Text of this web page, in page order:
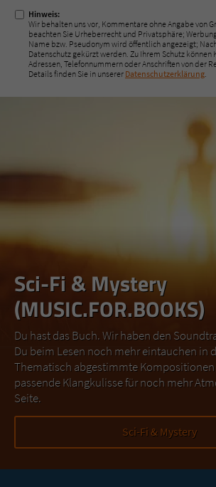
Hinweis:
Wir behalten uns vor, Kommentare ohne Angabe von
beachten Sie Urheberrecht und Privatsphäre;
Name bzw. Pseudonym wird öffentlich angezeigt;
Datenschutz gekürzt werden. Zu Ihrem Schutz
Adressen, Telefonnummern oder Anschriften von der
Details finden Sie in unserer Datenschutzerklärung
Sci-Fi & Mystery
(MUSIC.FOR.BOOKS)
Du hast das Buch. Wir haben den
Du beim Lesen noch mehr eintauchen in
Thematisch abgestimmte
passende Klangkulisse für noch mehr
Seite.
Sci-Fi & Mystery